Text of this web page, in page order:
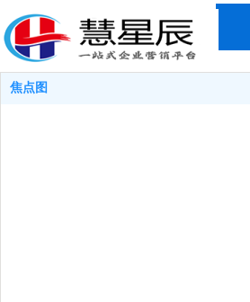
焦点图